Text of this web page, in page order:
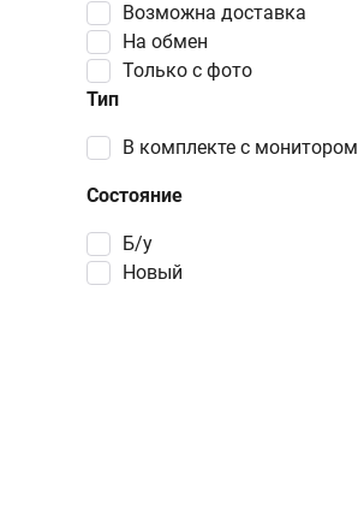
Возможна доставка
Тип
в комплекте с монитором
Состояние
Б/у
Новый
На обмен
Только с фото